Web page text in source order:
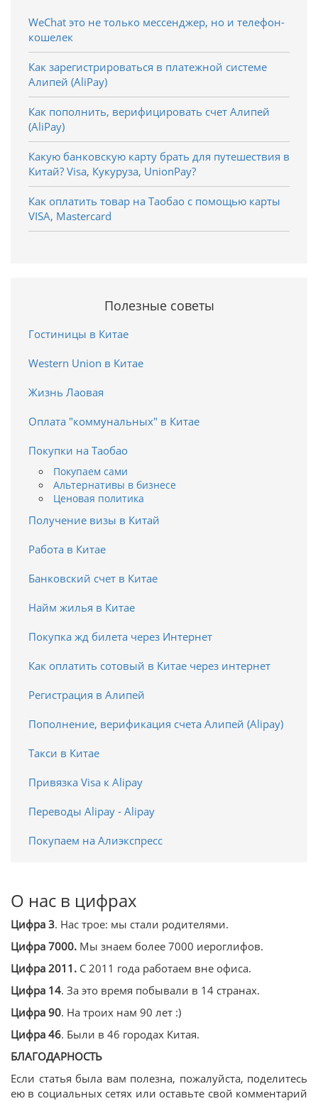
WeChat это не только мессенджер, но и телефон-
кошелек
Как зарегистрироваться в платежной системе
Алипей (AliPay)
Как пополнить, верифицировать счет Алипей
(AliPay)
Какую банковскую карту брать для путешествия в
Китай? Visa, Кукуруза, UnionPay?
Как оплатить товар на Таобао с помощью карты
VISA, Mastercard
Полезные советы
Гостиницы в Китае
Western Union в Китае
Жизнь Лаовая
Оплата "коммунальных" в Китае
Покупки на Таобао
Покупаем сами
Альтернативы в бизнесе
Ценовая политика
Получение визы в Китай
Работа в Китае
Банковский счет в Китае
Найм жилья в Китае
Покупка жд билета через Интернет
Как оплатить сотовый в Китае через интернет
Регистрация в Алипей
Пополнение, верификация счета Алипей (Alipay)
Такси в Китае
Привязка Visa к Alipay
Переводы Alipay - Alipay
Покупаем на Алиэкспресс
О нас в цифрах
Цифра 3. Нас трое: мы стали родителями.
Цифра 7000. Мы знаем более 7000 иероглифов.
Цифра 2011. С 2011 года работаем вне офиса.
Цифра 14. За это время побывали в 14 странах.
Цифра 90. На троих нам 90 лет :)
Цифра 46. Были в 46 городах Китая.
БЛАГОДАРНОСТЬ
Если статья была вам полезна, пожалуйста, поделитесь
ею в социальных сетях или оставьте свой комментарий